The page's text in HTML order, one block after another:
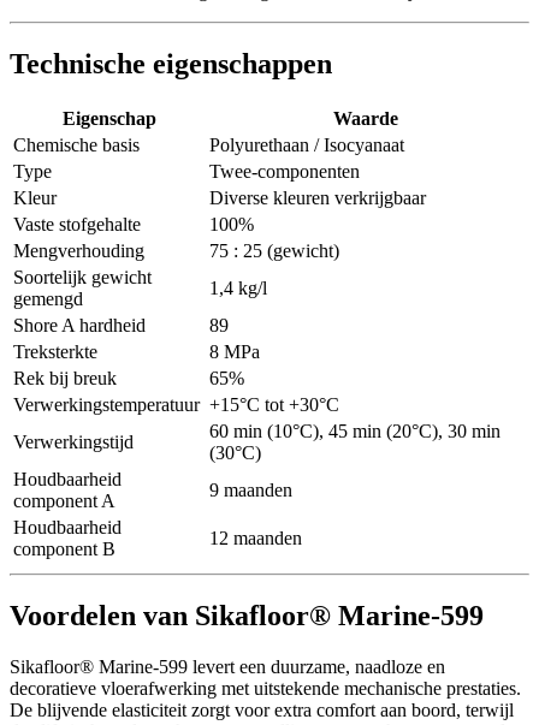
Technische eigenschappen
Eigenschap
Waarde
Chemische basis
Polyurethaan / Isocyanaat
Type
Twee-componenten
Kleur
Diverse kleuren verkrijgbaar
Vaste stofgehalte
100%
Mengverhouding
75 : 25 (gewicht)
Soortelijk gewicht
gemengd
1,4 kg/l
Shore A hardheid
89
Treksterkte
8 MPa
Rek bij breuk
65%
Verwerkingstemperatuur +15°C tot +30°C
Verwerkingstijd
60 min (10°C), 45 min (20°C), 30 min
(30°C)
Houdbaarheid
component A
9 maanden
Houdbaarheid
component B
12 maanden
Voordelen van Sikafloor® Marine-599
Sikafloor® Marine-599 levert een duurzame, naadloze en
decoratieve vloerafwerking met uitstekende mechanische prestaties.
De blijvende elasticiteit zorgt voor extra comfort aan boord, terwijl